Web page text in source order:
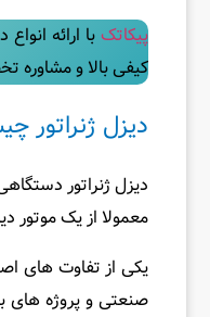
پیکاتک با ارائه
کیفی بالا و مشاوره
دیزل ژنراتور
دیزل ژنراتور
معمولا از یک موتور
یکی از تفاوت‌ های
صنعتی و پروژه ‌های